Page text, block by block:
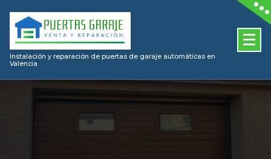
content
Instalación y reparación de puertas de garaje automáticas en
Valencia